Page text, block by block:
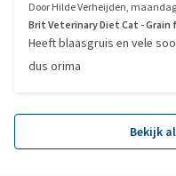
DoorHilde Verheijden,
Brit Veterinary Diet Cat - Grain
Heeft blaasgruis en vele
dus orima
Bekijk